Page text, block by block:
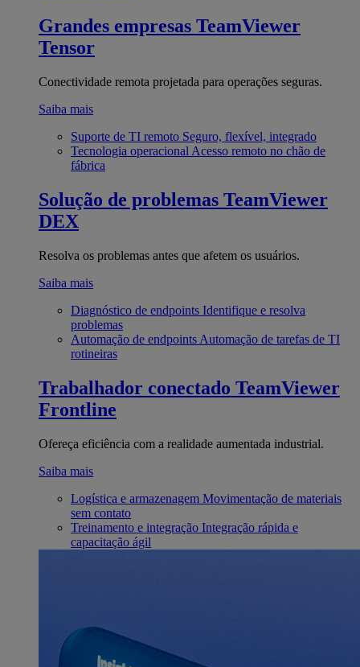
Grandes empresas TeamViewer
Tensor
Conectividade remota projetada para operações seguras.
Saiba mais
Suporte de TI remoto Seguro, flexível, integrado
Tecnologia operacional Acesso remoto no chão de
fábrica
Solução de problemas TeamViewer
DEX
Resolva os problemas antes que afetem os usuários.
Saiba mais
Diagnóstico de endpoints Identifique e resolva
problemas
Automação de endpoints Automação de tarefas de TI
rotineiras
Trabalhador conectado TeamViewer
Frontline
Ofereça eficiência com a realidade aumentada industrial.
Saiba mais
Logística e armazenagem Movimentação de materiais
sem contato
Treinamento e integração Integração rápida e
capacitação ágil